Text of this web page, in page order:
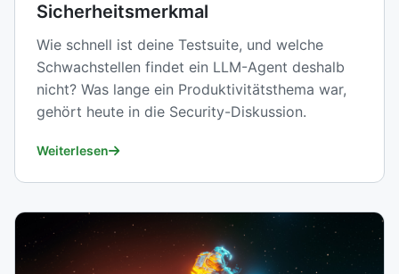
Sicherheitsmerkmal
Wie schnell ist deine Testsuite, und welche
Schwachstellen findet ein LLM-Agent deshalb
nicht? Was lange ein Produktivitätsthema war,
gehört heute in die Security-Diskussion.
Weiterlesen